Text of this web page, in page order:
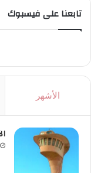
تابعنا على فيسبوك
الأشهر